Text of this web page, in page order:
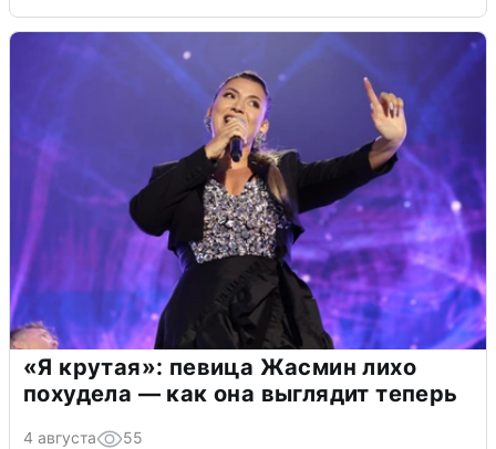
«Я крутая»: певица Жасмин лихо
похудела — как она выглядит теперь
4 августа 55